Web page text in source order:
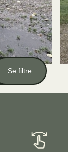
Se filtre